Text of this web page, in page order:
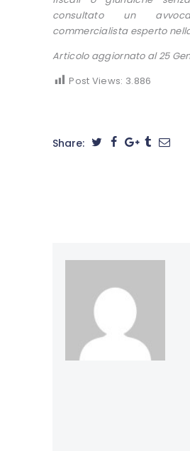
consultato un
commercialista esperto
Articolo aggiornato al 25
Post Views: 3.886
Share: